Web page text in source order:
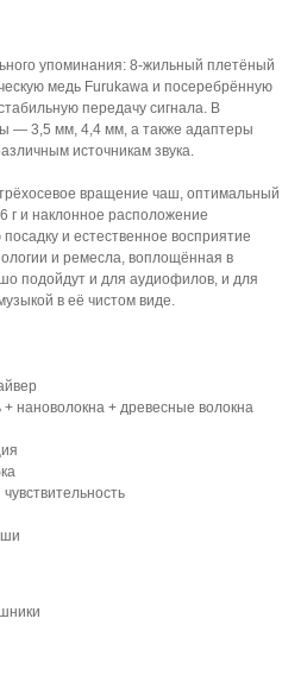
упоминания: 8-жильный плетёный
медь Furukawa и посеребрённую
передачу сигнала. В
— 3,5 мм, 4,4 мм, а также адаптеры
источникам звука.
вращение чаш, оптимальный
г и наклонное расположение
и естественное восприятие
и ремесла, воплощённая в
подойдут и для аудиофилов, и для
в её чистом виде.
нановолокна + древесные волокна